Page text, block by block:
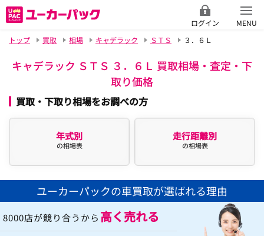
ログイン
MENU
トップ
買取 相場 キャデラック ＳＴＳ ３．６Ｌ
キャデラック ＳＴＳ ３．６Ｌ 買取相場・査定・下
取り価格
買取・下取り相場をお調べの方
年式別
の相場表
走行距離別
の相場表
ユーカーパックの車買取が選ばれる理由
8000店が競り合うから 高く売れる